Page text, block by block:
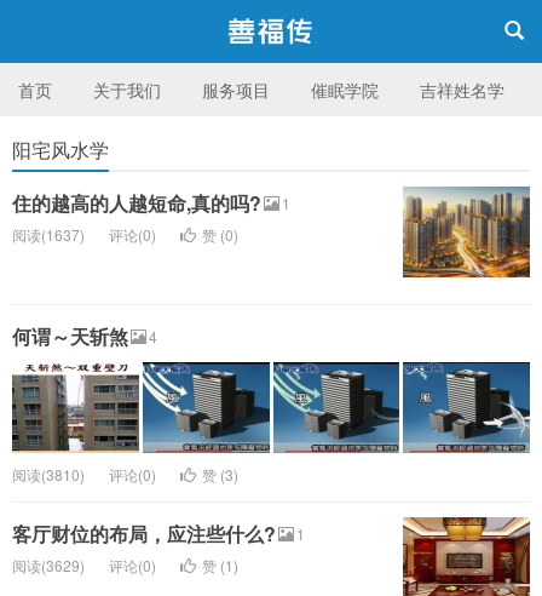
首页 关于我们 服务项目 催眠学院 吉祥姓名学
阳宅风水学
住的越高的人越短命,真的吗?
1
阅读(1637)
评论(0) 赞 (0)
何谓～天斩煞 4
阅读(3810) 评论(0) 赞 (3)
客厅财位的布局，应注些什么?
1
阅读(3629)
评论(0) 赞 (1)